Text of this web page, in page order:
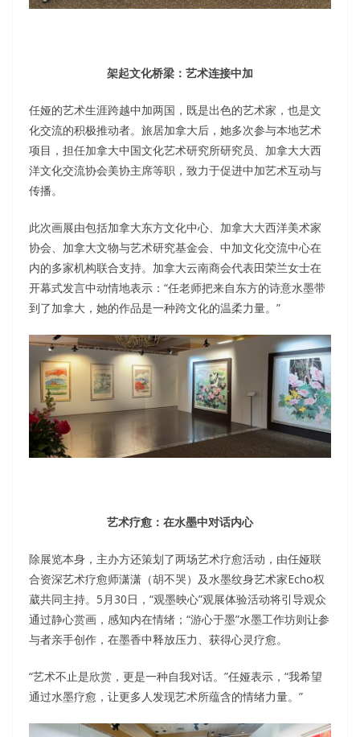
架起文化桥梁：艺术连接中加
任娅的艺术生涯跨越中加两国，既是出色的艺术家，也是文
化交流的积极推动者。旅居加拿大后，她多次参与本地艺术
项目，担任加拿大中国文化艺术研究所研究员、加拿大大西
洋文化交流协会美协主席等职，致力于促进中加艺术互动与
传播。
此次画展由包括加拿大东方文化中心、加拿大大西洋美术家
协会、加拿大文物与艺术研究基金会、中加文化交流中心在
内的多家机构联合支持。加拿大云南商会代表田荣兰女士在
开幕式发言中动情地表示：“任老师把来自东方的诗意水墨带
到了加拿大，她的作品是一种跨文化的温柔力量。”
艺术疗愈：在水墨中对话内心
除展览本身，主办方还策划了两场艺术疗愈活动，由任娅联
合资深艺术疗愈师潇潇（胡不哭）及水墨纹身艺术家Echo权
葳共同主持。5月30日，“观墨映心”观展体验活动将引导观众
通过静心赏画，感知内在情绪；“游心于墨”水墨工作坊则让参
与者亲手创作，在墨香中释放压力、获得心灵疗愈。
“艺术不止是欣赏，更是一种自我对话。”任娅表示，“我希望
通过水墨疗愈，让更多人发现艺术所蕴含的情绪力量。”